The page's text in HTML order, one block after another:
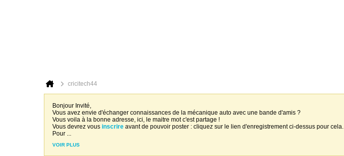
cricitech44
Bonjour Invité,
Vous avez envie d'échanger connaissances de la mécanique auto avec une bande d'amis ?
Vous voila à la bonne adresse, ici, le maitre mot c'est partage !
Vous devrez vous inscrire avant de pouvoir poster : cliquez sur le lien d'enregistrement ci-dessus pour cela.
Pour ...
VOIR PLUS